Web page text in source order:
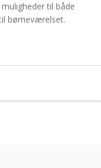
til både
børneværelset.